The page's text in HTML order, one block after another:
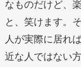
なものだけど、
と、笑けます。
人が実際に居れ
近な人ではない